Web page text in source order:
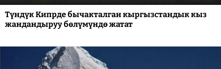
Түндүк Кипрде бычакталган кыргызстандык кыз
жандандыруу бөлүмүндө жатат